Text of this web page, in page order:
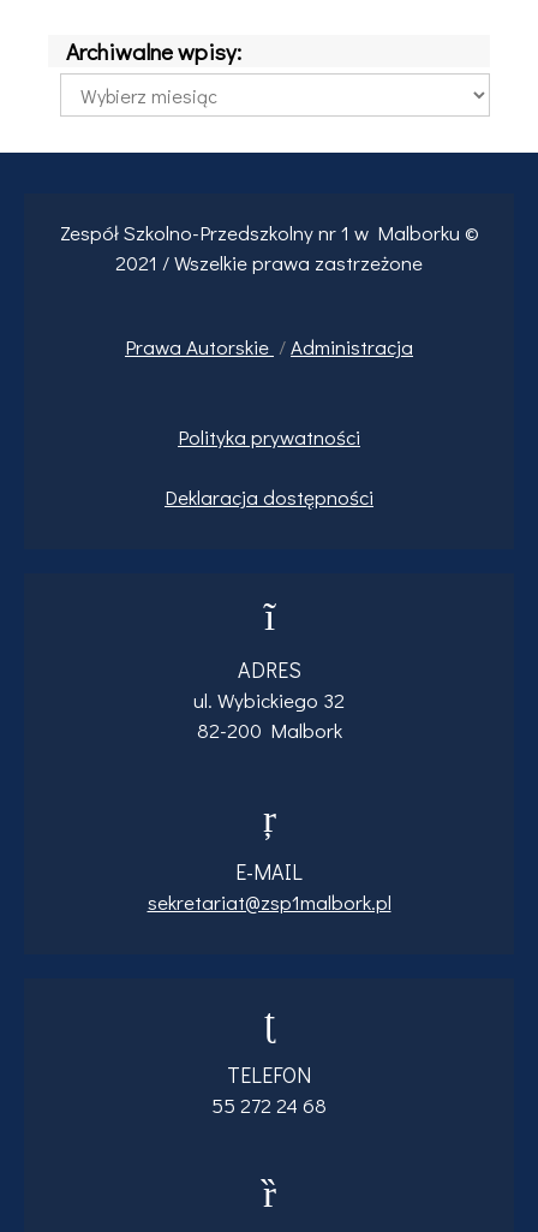
Archiwalne wpisy:
Archiwalne
wpisy:
Zespół Szkolno-Przedszkolny nr 1 w Malborku ©
2021 / Wszelkie prawa zastrzeżone
Prawa Autorskie /Administracja
Polityka prywatności
Deklaracja dostępności
ADRES
ul. Wybickiego 32
82-200 Malbork
E-MAIL
sekretariat@zsp1malbork.pl
TELEFON
55 272 24 68